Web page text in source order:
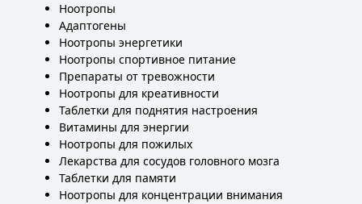
Ноотропы
Адаптогены
Ноотропы энергетики
Ноотропы спортивное питание
Препараты от тревожности
Ноотропы для креативности
Таблетки для поднятия настроения
Витамины для энергии
Ноотропы для пожилых
Лекарства для сосудов головного мозга
Таблетки для памяти
Ноотропы для концентрации внимания